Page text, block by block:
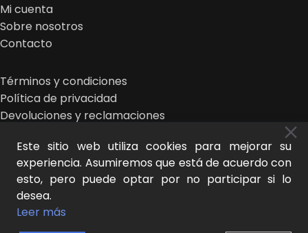
Mi cuenta
Sobre nosotros
Contacto
Términos y condiciones
Política de privacidad
Devoluciones y reclamaciones
Este sitio web utiliza cookies para mejorar su
experiencia. Asumiremos que está de acuerdo con
esto, pero puede optar por no participar si lo
desea.
Leer más